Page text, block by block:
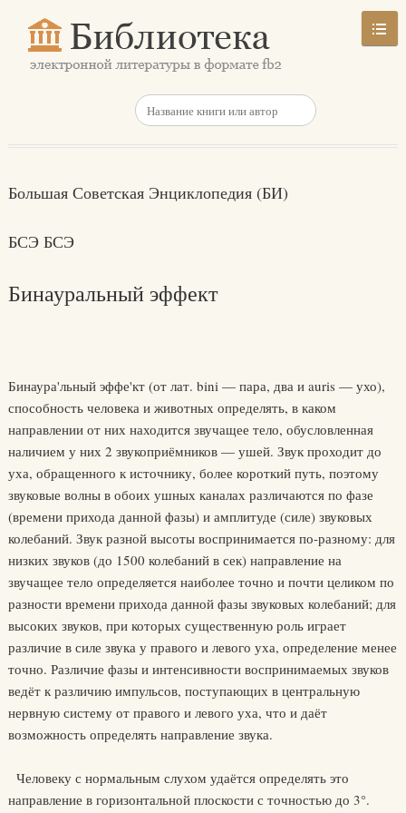
Большая Советская Энциклопедия (БИ)
БСЭ БСЭ
Бинауральный эффект
Бинаура'льный эффе'кт (от лат. bini — пара, два и auris — ухо),
способность человека и животных определять, в каком
направлении от них находится звучащее тело, обусловленная
наличием у них 2 звукоприёмников — ушей. Звук проходит до
уха, обращенного к источнику, более короткий путь, поэтому
звуковые волны в обоих ушных каналах различаются по фазе
(времени прихода данной фазы) и амплитуде (силе) звуковых
колебаний. Звук разной высоты воспринимается по-разному: для
низких звуков (до 1500 колебаний в сек) направление на
звучащее тело определяется наиболее точно и почти целиком по
разности времени прихода данной фазы звуковых колебаний; для
высоких звуков, при которых существенную роль играет
различие в силе звука у правого и левого уха, определение менее
точно. Различие фазы и интенсивности воспринимаемых звуков
ведёт к различию импульсов, поступающих в центральную
нервную систему от правого и левого уха, что и даёт
возможность определять направление звука.
Человеку с нормальным слухом удаётся определять это
направление в горизонтальной плоскости с точностью до 3°.